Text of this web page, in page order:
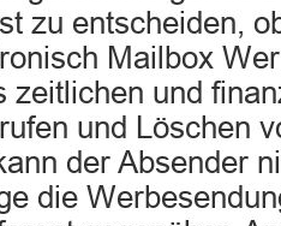
zu entscheiden,
Mailbox
zeitlichen und
und Löschen
der Absender
die